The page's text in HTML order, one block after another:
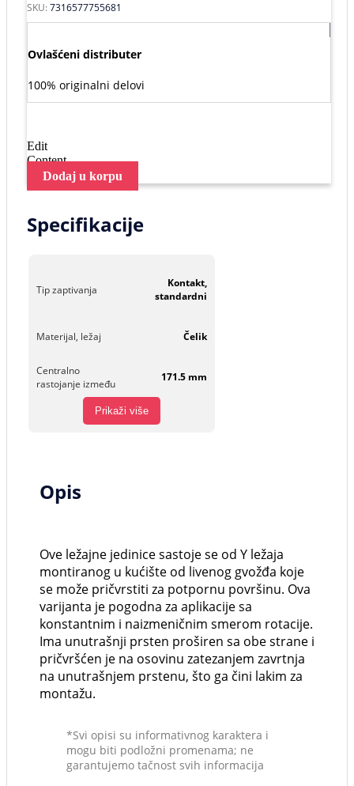
SKU:7316577755681
Ovlašćeni distributer
100% originalni delovi
Edit
Content
Dodaj u korpu
Specifikacije
Tip zaptivanja
Kontakt,
standardni
Materijal, ležaj Čelik
Centralno
rastojanje između
171.5 mm
Prikaži više
Opis
Ove ležajne jedinice sastoje se od Y ležaja
montiranog u kućište od livenog gvožđa koje
se može pričvrstiti za potpornu površinu. Ova
varijanta je pogodna za aplikacije sa
konstantnim i naizmeničnim smerom rotacije.
Ima unutrašnji prsten proširen sa obe strane i
pričvršćen je na osovinu zatezanjem zavrtnja
na unutrašnjem prstenu, što ga čini lakim za
montažu.
*Svi opisi su informativnog karaktera i
mogu biti podložni promenama; ne
garantujemo tačnost svih informacija